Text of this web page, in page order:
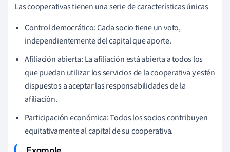
Las cooperativas tienen una serie de características únicas
Control democrático: Cada socio tiene un voto,
independientemente del capital que aporte.
Afiliación abierta: La afiliación está abierta a todos los
que puedan utilizar los servicios de la cooperativa y estén
dispuestos a aceptar las responsabilidades de la
afiliación.
Participación económica: Todos los socios contribuyen
equitativamente al capital de su cooperativa.